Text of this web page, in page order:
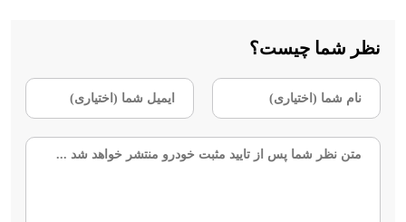
نظر شما چیست؟